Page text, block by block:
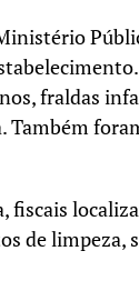
fraldas
Também
fiscais
de limpeza,